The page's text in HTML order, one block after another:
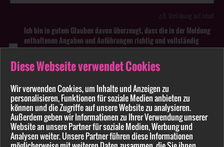
Diese Webseite verwendet Cookies
Wir verwenden Cookies, um Inhalte und Anzeigen zu
personalisieren, Funktionen für soziale Medien anbieten zu
können und die Zugriffe auf unsere Website zu analysieren.
Außerdem geben wir Informationen zu Ihrer Verwendung unserer
Website an unsere Partner für soziale Medien, Werbung und
Analysen weiter. Unsere Partner führen diese Informationen
z.B. Verlinkung auf Inhalt
Ich bin in gutem Glauben davon überzeugt, dass die in der Meldung
enthaltenen Angaben und Anführungen richtig und vollständig
sind. Wissentlich falsche oder irreführende Meldungen zu
rechtswidrigen Inhalten können strafbar sein.
Pflichtfelder sind mit * markiert
Bitte beachten Sie unsereDatenschutzerklärung.